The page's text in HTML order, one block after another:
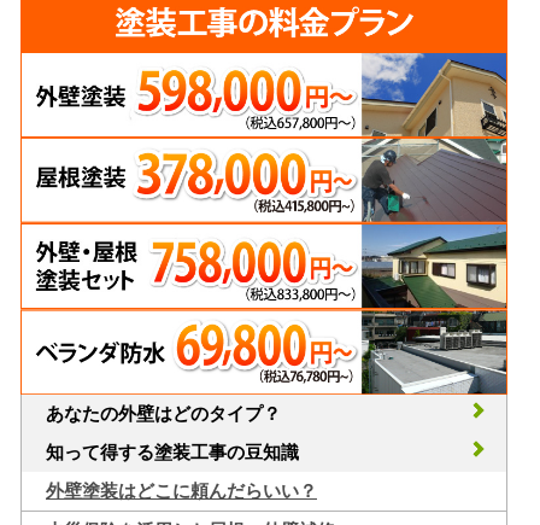
あなたの外壁はどのタイプ？
知って得する塗装工事の豆知識
外壁塗装はどこに頼んだらいい？